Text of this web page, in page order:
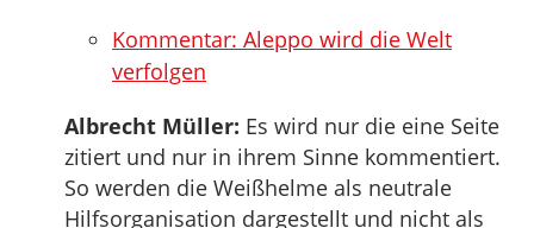
Kommentar: Aleppo wird die Welt
verfolgen
Albrecht Müller: Es wird nur die eine Seite
zitiert und nur in ihrem Sinne kommentiert.
So werden die Weißhelme als neutrale
Hilfsorganisation dargestellt und nicht als